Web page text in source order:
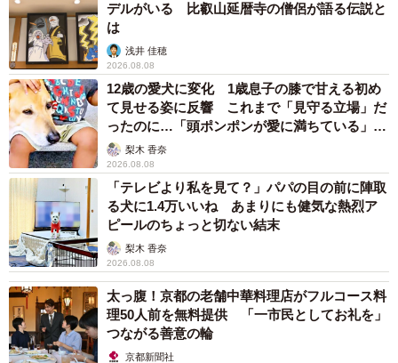
デルがいる 比叡山延暦寺の僧侶が語る伝説と
は
浅井 佳穂
2026.08.08
12歳の愛犬に変化 1歳息子の膝で甘える初め
て見せる姿に反響 これまで「見守る立場」だ
ったのに…「頭ポンポンが愛に満ちている」
「尊…」
梨木 香奈
2026.08.08
「テレビより私を見て？」パパの目の前に陣取
る犬に1.4万いいね あまりにも健気な熱烈ア
ピールのちょっと切ない結末
梨木 香奈
2026.08.08
太っ腹！京都の老舗中華料理店がフルコース料
理50人前を無料提供 「一市民としてお礼を」
つながる善意の輪
京都新聞社